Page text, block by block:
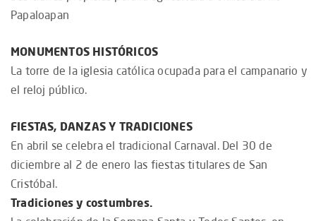
Papaloapan
MONUMENTOS HISTÓRICOS
La torre de la iglesia católica ocupada para el campanario y
el reloj público.
FIESTAS, DANZAS Y TRADICIONES
En abril se celebra el tradicional Carnaval. Del 30 de
diciembre al 2 de enero las fiestas titulares de San
Cristóbal.
Tradiciones y costumbres.